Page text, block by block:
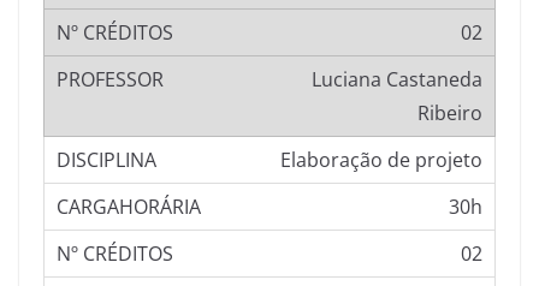
02
Luciana Castaneda
Ribeiro
Elaboração de projeto
30h
02